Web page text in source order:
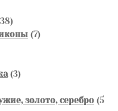
3838
товаров
иконы 77
33
золото, серебро 5